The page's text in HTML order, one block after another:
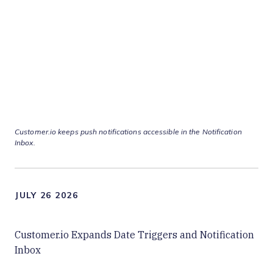
Customer.io keeps push notifications accessible in the Notification
Inbox.
JULY 26 2026
Customer.io Expands Date Triggers and Notification
Inbox